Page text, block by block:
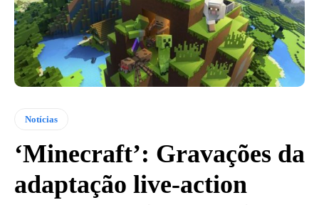
Notícias
‘Minecraft’: Gravações da
adaptação live-action